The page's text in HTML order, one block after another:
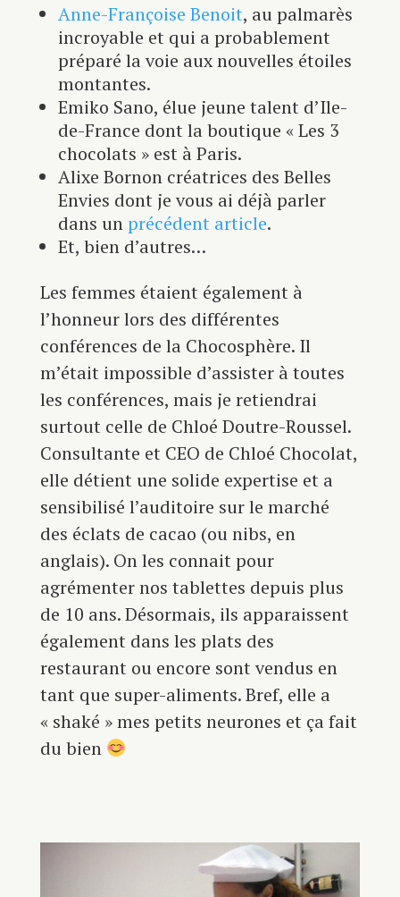
Anne-Françoise Benoit, au palmarès
incroyable et qui a probablement
préparé la voie aux nouvelles étoiles
montantes.
Emiko Sano, élue jeune talent d’Ile-
de-France dont la boutique « Les 3
chocolats » est à Paris.
Alixe Bornon créatrices des Belles
Envies dont je vous ai déjà parler
dans unprécédent article.
Et, bien d’autres…
Les femmes étaient également à
l’honneur lors des différentes
conférences de la Chocosphère. Il
m’était impossible d’assister à toutes
les conférences, mais je retiendrai
surtout celle de Chloé Doutre-Roussel.
Consultante et CEO de Chloé Chocolat,
elle détient une solide expertise et a
sensibilisé l’auditoire sur le marché
des éclats de cacao (ou nibs, en
anglais). On les connait pour
agrémenter nos tablettes depuis plus
de 10 ans. Désormais, ils apparaissent
également dans les plats des
restaurant ou encore sont vendus en
tant que super-aliments. Bref, elle a
« shaké » mes petits neurones et ça fait
du bien